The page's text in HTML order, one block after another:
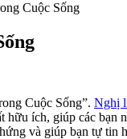
Cuộc Sống
Cuộc Sống”. Nghị
hữu ích, giúp các bạn
và giúp bạn tự tin